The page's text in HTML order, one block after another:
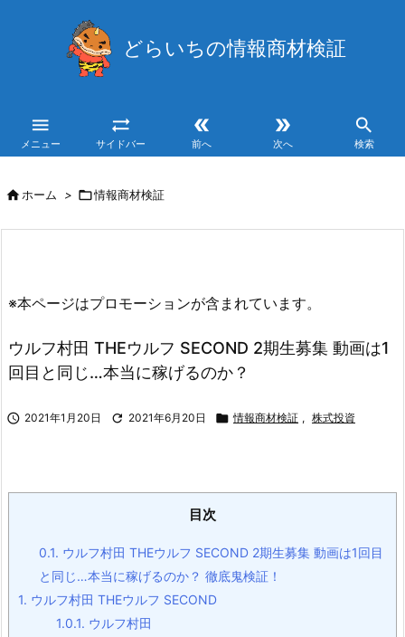
どらいちの情報商材検証

メニュー

サイドバー

前へ

次へ

検索
ホーム > 情報商材検証
※本ページはプロモーションが含まれています。
ウルフ村田 THEウルフ SECOND 2期生募集 動画は1
回目と同じ…本当に稼げるのか？
 2021年1月20日  2021年6月20日  情報商材検証 , 株式投資
目次
0.1. ウルフ村田 THEウルフ SECOND 2期生募集 動画は1回目
と同じ…本当に稼げるのか？ 徹底鬼検証！
1. ウルフ村田 THEウルフ SECOND
1.0.1. ウルフ村田